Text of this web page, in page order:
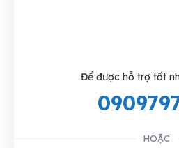
Để được hỗ trợ tốt
HOẶC